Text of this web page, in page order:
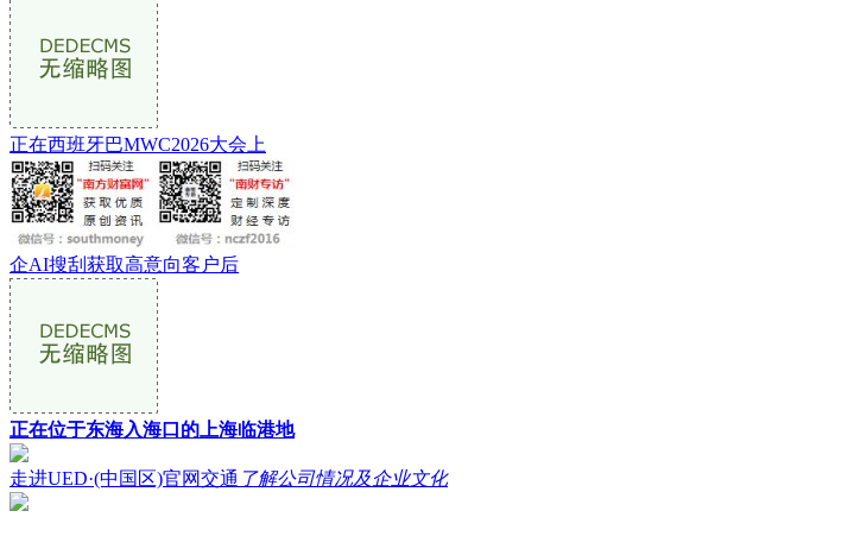
正在西班牙巴MWC2026大会上
企AI搜刮获取高意向客户后
正在位于东海入海口的上海临港地
走进UED·(中国区)官网交通 了解公司情况及企业文化